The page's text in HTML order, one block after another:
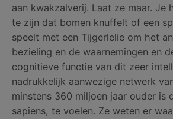
aan kwakzalverij. Laat ze maar.
te zijn dat bomen knuffelt of een
speelt met een Tijgerlelie om het
bezieling en de waarnemingen en
cognitieve functie van dit zeer
nadrukkelijk aanwezige netwerk
minstens 360 miljoen jaar ouder is
sapiens, te voelen. Ze weten er